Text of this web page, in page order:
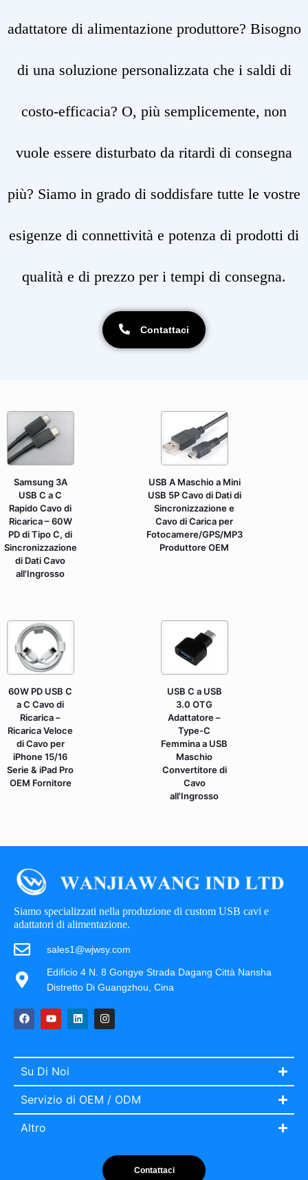
adattatore di alimentazione produttore? Bisogno
di una soluzione personalizzata che i saldi di
costo-efficacia? O, più semplicemente, non
vuole essere disturbato da ritardi di consegna
più? Siamo in grado di soddisfare tutte le vostre
esigenze di connettività e potenza di prodotti di
qualità e di prezzo per i tempi di consegna.
Contattaci
Samsung 3A
USB C a C
Rapido Cavo di
Ricarica – 60W
PD di Tipo C, di
Sincronizzazione
di Dati Cavo
all'Ingrosso
USB A Maschio a Mini
USB 5P Cavo di Dati di
Sincronizzazione e
Cavo di Carica per
Fotocamere/GPS/MP3
Produttore OEM
60W PD USB C
a C Cavo di
Ricarica –
Ricarica Veloce
di Cavo per
iPhone 15/16
Serie & iPad Pro
OEM Fornitore
USB C a USB
3.0 OTG
Adattatore –
Type-C
Femmina a USB
Maschio
Convertitore di
Cavo
all'Ingrosso
Siamo specializzati nella produzione di custom USB cavi e
adattatori di alimentazione.
sales1@wjwsy.com
Edificio 4 N. 8 Gongye Strada Dagang Città Nansha
Distretto Di Guangzhou, Cina
Su Di Noi
Servizio di OEM / ODM
Altro
Contattaci